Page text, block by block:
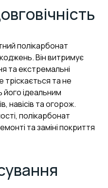
полікарбонат
Він витримує
та екстремальні
тріскається та не
ідеальним
навісів та огорож.
полікарбонат
та заміні покриття